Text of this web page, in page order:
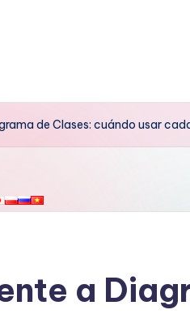
de Clases: cuándo usar
a